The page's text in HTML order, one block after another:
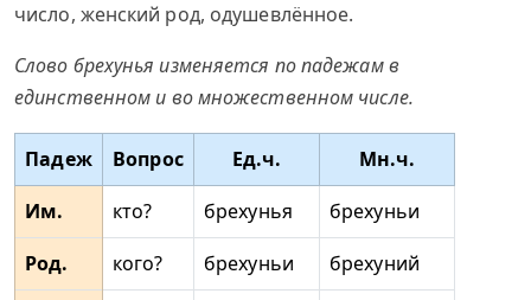
число, женский род, одушевлённое.
Слово брехунья изменяется по падежам в
единственном и во множественном числе.
Падеж Вопрос Ед.ч.
Мн.ч.
Им.
кто? брехунья
брехуньи
Род.
кого? брехуньи
брехуний